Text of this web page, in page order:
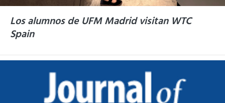
Los alumnos de UFM Madrid visitan WTC
Spain